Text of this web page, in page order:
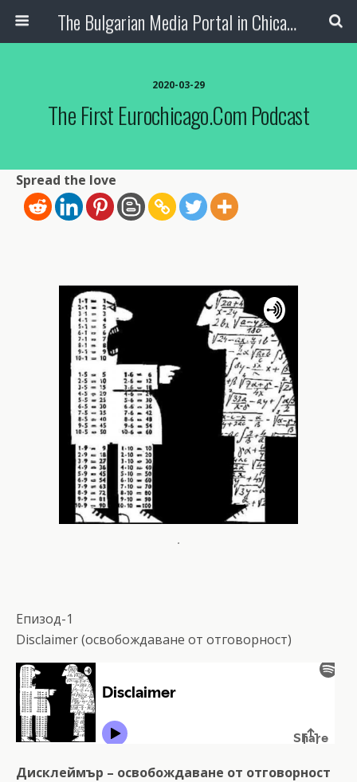
The Bulgarian Media Portal in Chicago
2020-03-29
The First Eurochicago.com Podcast
Spread the love
.
Епизод-1
Disclaimer (освобождаване от отговорност)
Дисклеймър – освобождаване от отговорност